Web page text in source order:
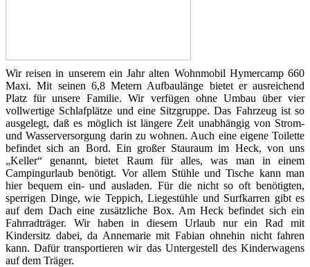
Wir reisen in unserem ein Jahr alten Wohnmobil Hymercamp 660
Maxi. Mit seinen 6,8 Metern Aufbaulänge bietet er ausreichend
Platz für unsere Familie. Wir verfügen ohne Umbau über vier
vollwertige Schlafplätze und eine Sitzgruppe. Das Fahrzeug ist so
ausgelegt, daß es möglich ist längere Zeit unabhängig von Strom-
und Wasserversorgung darin zu wohnen. Auch eine eigene Toilette
befindet sich an Bord. Ein großer Stauraum im Heck, von uns
„Keller“ genannt, bietet Raum für alles, was man in einem
Campingurlaub benötigt. Vor allem Stühle und Tische kann man
hier bequem ein- und ausladen. Für die nicht so oft benötigten,
sperrigen Dinge, wie Teppich, Liegestühle und Surfkarren gibt es
auf dem Dach eine zusätzliche Box. Am Heck befindet sich ein
Fahrradträger. Wir haben in diesem Urlaub nur ein Rad mit
Kindersitz dabei, da Annemarie mit Fabian ohnehin nicht fahren
kann. Dafür transportieren wir das Untergestell des Kinderwagens
auf dem Träger.